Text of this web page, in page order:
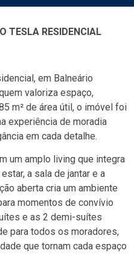
TESLA RESIDENCIAL
em Balneário
valoriza espaço,
m² de área útil, o imóvel foi
experiência de moradia
em cada detalhe.
um amplo living que integra
a sala de jantar e a
aberta cria um ambiente
momentos de convívio
e as 2 demi-suítes
para todos os moradores,
que tornam cada espaço